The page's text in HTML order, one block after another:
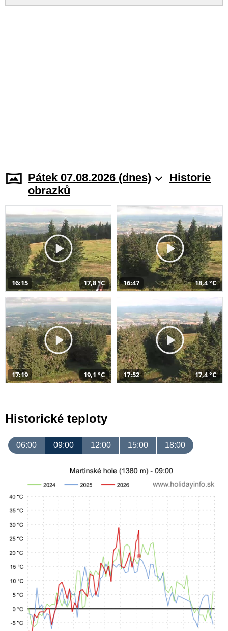
Pátek 07.08.2026 (dnes)
Historie
obrazků
16:15 17,8 °C 16:47 18,4 °C
17:19 19,1 °C 17:52 17,4 °C
Historické teploty
06:00 09:00 12:00 15:00 18:00